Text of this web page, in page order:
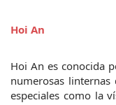
Hoi An
Hoi An es conocida
numerosas
especiales como la